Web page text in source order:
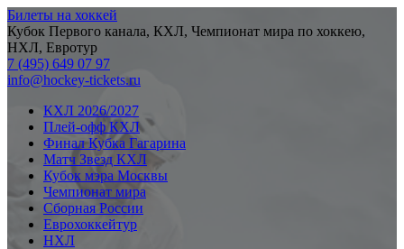
Билеты на хоккей
Кубок Первого канала, КХЛ, Чемпионат мира по хоккею,
НХЛ, Евротур
7 (495) 649 07 97
info@hockey-tickets.ru
КХЛ 2026/2027
Плей-офф КХЛ
Финал Кубка Гагарина
Матч Звезд КХЛ
Кубок мэра Москвы
Чемпионат мира
Сборная России
Еврохоккейтур
НХЛ